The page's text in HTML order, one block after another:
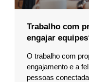
Trabalho com
engajar
O trabalho com
engajamento e a
pessoas